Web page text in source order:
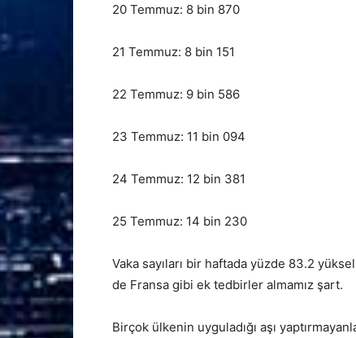
20 Temmuz: 8 bin 870
21 Temmuz: 8 bin 151
22 Temmuz: 9 bin 586
23 Temmuz: 11 bin 094
24 Temmuz: 12 bin 381
25 Temmuz: 14 bin 230
Vaka sayıları bir haftada yüzde 83.2
de Fransa gibi ek tedbirler almamız şart.
Birçok ülkenin uyguladığı aşı